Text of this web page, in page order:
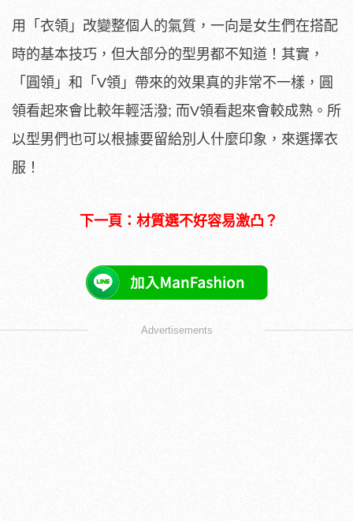
用「衣領」改變整個人的氣質，一向是女生們在搭配
時的基本技巧，但大部分的型男都不知道！其實，
「圓領」和「V領」帶來的效果真的非常不一樣，圓
領看起來會比較年輕活潑; 而V領看起來會較成熟。所
以型男們也可以根據要留給別人什麼印象，來選擇衣
服！
下一頁：材質選不好容易激凸？
Advertisements